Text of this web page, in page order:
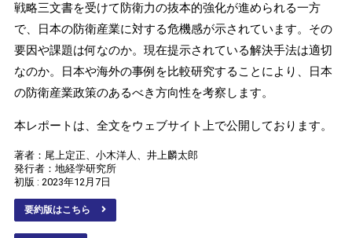
戦略三文書を受けて防衛力の抜本的強化が進められる一方
で、日本の防衛産業に対する危機感が示されています。その
要因や課題は何なのか。現在提示されている解決手法は適切
なのか。日本や海外の事例を比較研究することにより、日本
の防衛産業政策のあるべき方向性を考察します。
本レポートは、全文をウェブサイト上で公開しております。
著者：尾上定正、小木洋人、井上麟太郎
発行者：地経学研究所
初版 : 2023年12月7日
要約版はこちら